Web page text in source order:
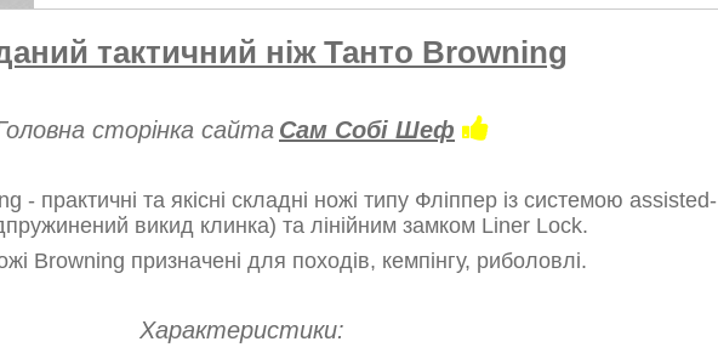
тактичний ніж Танто Browning
сторінка сайта Сам Собі Шеф
- практичні та якісні складні ножі типу Фліппер із системою assisted-
викид клинка) та лінійним замком Liner Lock.
Browning призначені для походів, кемпінгу, риболовлі.
Характеристики: